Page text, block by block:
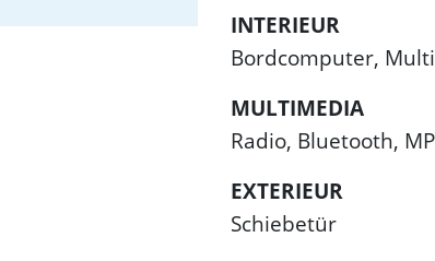
INTERIEUR
Bordcomputer,
MULTIMEDIA
Radio, Bluetooth,
EXTERIEUR
Schiebetür